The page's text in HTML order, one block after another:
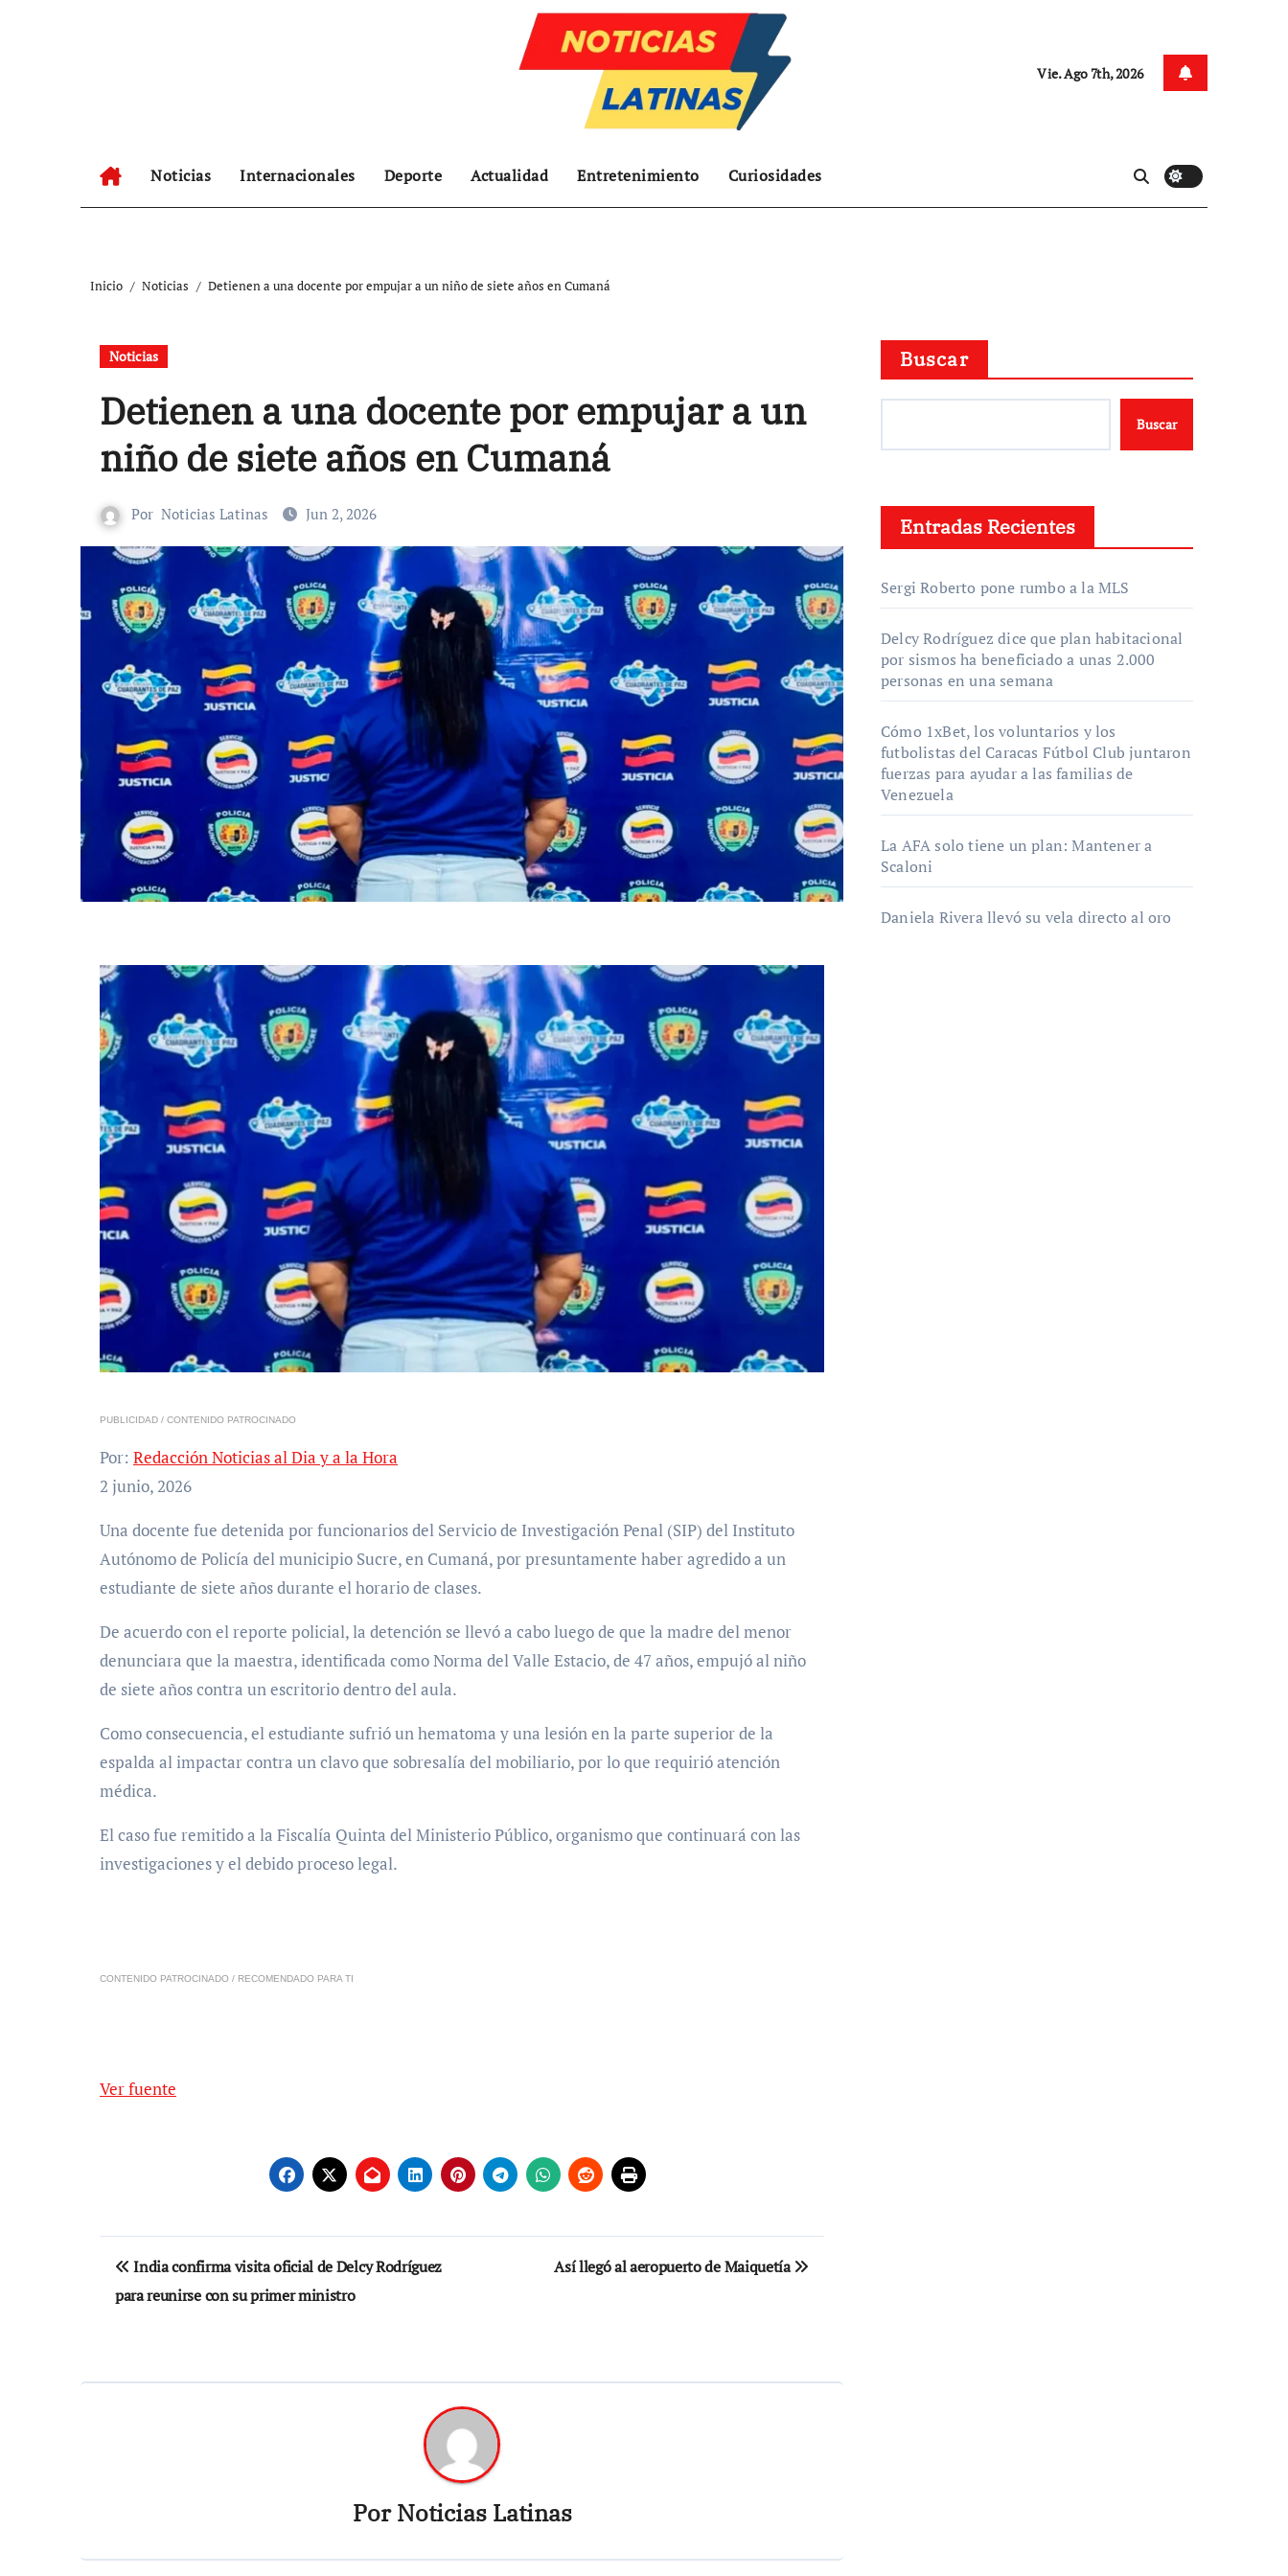
Vie. Ago 7th, 2026
Noticias Internacionales Deporte Actualidad Entretenimiento Curiosidades
Inicio Noticias Detienen a una docente por empujar a un niño de siete años en Cumaná
Noticias
Detienen a una docente por empujar a un
niño de siete años en Cumaná
Por Noticias Latinas Jun 2, 2026
PUBLICIDAD / CONTENIDO PATROCINADO
Por: Redacción Noticias al Dia y a la Hora
2 junio, 2026
Una docente fue detenida por funcionarios del Servicio de Investigación Penal (SIP) del Instituto
Autónomo de Policía del municipio Sucre, en Cumaná, por presuntamente haber agredido a un
estudiante de siete años durante el horario de clases.
De acuerdo con el reporte policial, la detención se llevó a cabo luego de que la madre del menor
denunciara que la maestra, identificada como Norma del Valle Estacio, de 47 años, empujó al niño
de siete años contra un escritorio dentro del aula.
Como consecuencia, el estudiante sufrió un hematoma y una lesión en la parte superior de la
espalda al impactar contra un clavo que sobresalía del mobiliario, por lo que requirió atención
médica.
El caso fue remitido a la Fiscalía Quinta del Ministerio Público, organismo que continuará con las
investigaciones y el debido proceso legal.
CONTENIDO PATROCINADO / RECOMENDADO PARA TI
Ver fuente
Navegación
de
India confirma visita oficial de Delcy Rodríguez
para reunirse con su primer ministro
Así llegó al aeropuerto de Maiquetía
PorNoticias Latinas
Buscar
Buscar
Entradas Recientes
Sergi Roberto pone rumbo a la MLS
Delcy Rodríguez dice que plan habitacional
por sismos ha beneficiado a unas 2.000
personas en una semana
Cómo 1xBet, los voluntarios y los
futbolistas del Caracas Fútbol Club juntaron
fuerzas para ayudar a las familias de
Venezuela
La AFA solo tiene un plan: Mantener a
Scaloni
Daniela Rivera llevó su vela directo al oro